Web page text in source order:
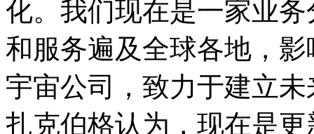
化。我们现在是一家业
和服务遍及全球各地，
宇宙公司，致力于建立
扎克伯格认为，现在是